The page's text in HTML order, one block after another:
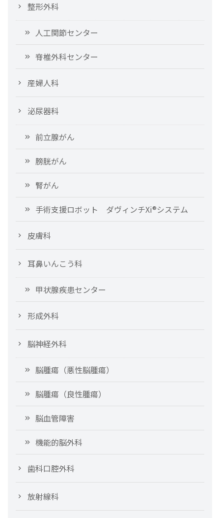
整形外科
人工関節センター
脊椎外科センター
産婦人科
泌尿器科
前立腺がん
膀胱がん
腎がん
手術支援ロボット ダヴィンチXi®システム
皮膚科
耳鼻いんこう科
甲状腺疾患センター
形成外科
脳神経外科
脳腫瘍（悪性脳腫瘍）
脳腫瘍（良性腫瘍）
脳血管障害
機能的脳外科
歯科口腔外科
放射線科